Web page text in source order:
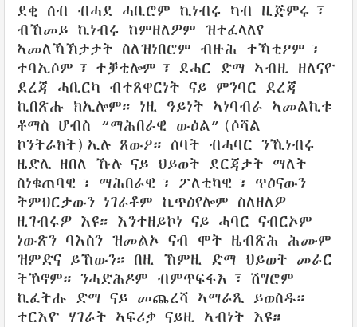
ደቂ ሰብ ብሓደ ሓቢሮም ኪነብሩ ካብ ዚጅምሩ፣
ብኸመይ ኪነብሩ ከምዘለዎም ዝተፈላለየ
ኣመለኻኽታታት ስለዝነበሮም ብዙሕ ተኻቲዖም፣
ተባኢሶም፣ ተቓቲሎም፣ ደሓር ድማ ኣብዚ ዘለናዮ
ደረጃ ሓቢርካ ብተጸዋርነት ናይ ምንባር ደረጃ
ኪበጽሑ ክኢሎም። ነዚ ዓይነት ኣነባብራ ኣመልኪቱ
ቶማስ ሆብስ “ማሕበራዊ ውዕል”(ሶሻል
ኮንትራክት)ኢሉ ጸውዖ። ሰባት ብሓባር ንኺነብሩ
ዜድሊ ዘበለ ኹሉ ናይ ህይወት ደርጃታት ማለት
ስነቁጠባዊ፣ ማሕበራዊ፣ ፖለቲካዊ፣ ጥዕናውን
ትምህርታውን ነገራቶም ኪጥዕየሎም ስለዘለዎ
ዚገብሩዎ እዩ። እንተዘይኮነ ናይ ሓባር ናብርኦም
ነውጽን ባእስን ዝመልኦ ናብ ሞት ዜብጽሕ ሕሙም
ዝምድና ይኸውን። በዚ ኸምዚ ድማ ህይወት መራር
ትኾኖም። ንሓድሕዶም ብምጥፍፋእ፣ ሽግሮም
ኪፈትሑ ድማ ናይ መጨረሻ ኣማራጺ ይወስዱ።
ተርእዮ ሃገራት ኣፍሪቃ ናይዚ ኣብነት እዩ።